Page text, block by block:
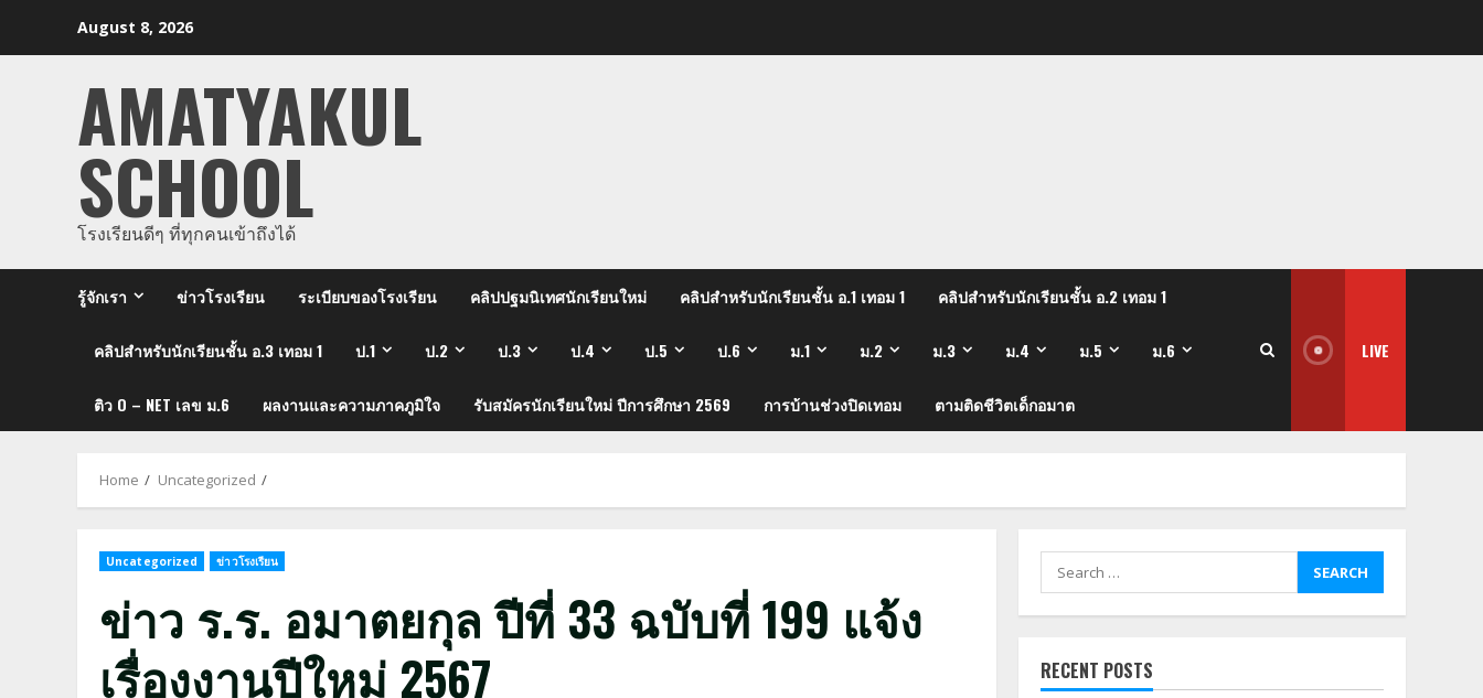
August 8, 2026
AMATYAKUL
SCHOOL
โรงเรียนดีๆ ที่ทุกคนเข้าถึงได้
รู้จักเรา ข่าวโรงเรียน ระเบียบของโรงเรียน คลิปปฐมนิเทศนักเรียนใหม่ คลิปสำหรับนักเรียนชั้น อ.1 เทอม 1 คลิปสำหรับนักเรียนชั้น อ.2 เทอม 1
คลิปสำหรับนักเรียนชั้น อ.3 เทอม 1 ป.1 ป.2 ป.3 ป.4 ป.5 ป.6 ม.1 ม.2 ม.3 ม.4 ม.5 ม.6
ติว O – NET เลข ม.6 ผลงานและความภาคภูมิใจ รับสมัครนักเรียนใหม่ ปีการศึกษา 2569 การบ้านช่วงปิดเทอม ตามติดชีวิตเด็กอมาต
LIVE
Home Uncategorized
Uncategorized ข่าวโรงเรียน
ข่าว ร.ร. อมาตยกุล ปีที่ 33 ฉบับที่ 199 แจ้ง
เรื่องงานปีใหม่ 2567
Search
for:
RECENT POSTS